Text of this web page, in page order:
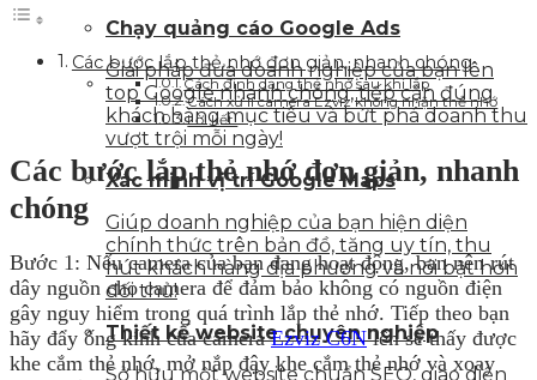
Chạy quảng cáo Google Ads
Giải pháp đưa doanh nghiệp của bạn lên
top Google nhanh chóng, tiếp cận đúng
khách hàng mục tiêu và bứt phá doanh thu
vượt trội mỗi ngày!
Xác minh vị trí Google Maps
Giúp doanh nghiệp của bạn hiện diện
chính thức trên bản đồ, tăng uy tín, thu
hút khách hàng địa phương và nổi bật hơn
đối thủ!
Thiết kế website chuyên nghiệp
Sở hữu một website chuẩn SEO, giao diện
Các bước lắp thẻ nhớ đơn giản, nhanh chóng
Cách định dạng thẻ nhớ sau khi lắp
Cách xử lí camera Ezviz không nhận thẻ nhớ
Lời kết
Các bước lắp thẻ nhớ đơn giản, nhanh
chóng
Bước 1: Nếu camera của bạn đang hoạt động, bạn nên rút
dây nguồn cho camera để đảm bảo không có nguồn điện
gây nguy hiểm trong quá trình lắp thẻ nhớ. Tiếp theo bạn
hãy đẩy ống kính của cameraEzviz C6Nlên sẽ thấy được
khe cắm thẻ nhớ, mở nắp đậy khe cắm thẻ nhớ và xoay